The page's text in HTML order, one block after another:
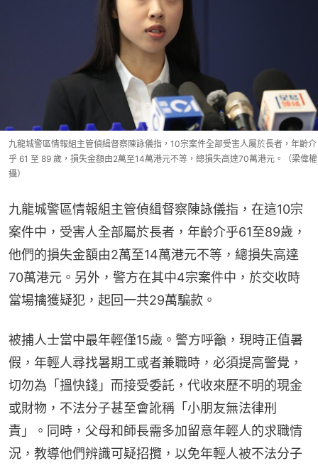
九龍城警區情報組主管偵緝督察陳詠儀指，10宗案件全部受害人屬於長者，年齡介
乎 61 至 89 歲，損失金額由2萬至14萬港元不等，總損失高達70萬港元。（梁偉權
攝）
九龍城警區情報組主管偵緝督察陳詠儀指，在這10宗
案件中，受害人全部屬於長者，年齡介乎61至89歲，
他們的損失金額由2萬至14萬港元不等，總損失高達
70萬港元。另外，警方在其中4宗案件中，於交收時
當場擒獲疑犯，起回一共29萬騙款。
被捕人士當中最年輕僅15歲。警方呼籲，現時正值暑
假，年輕人尋找暑期工或者兼職時，必須提高警覺，
切勿為「搵快錢」而接受委託，代收來歷不明的現金
或財物，不法分子甚至會訛稱「小朋友無法律刑
責」。同時，父母和師長需多加留意年輕人的求職情
況，教導他們辨識可疑招攬，以免年輕人被不法分子